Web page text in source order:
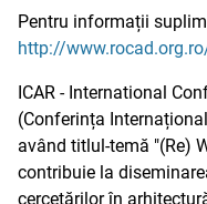
Pentru informații
http://
ICAR - International
(Conferința
având titlul-temă "(Re)
contribuie la
cercetărilor în